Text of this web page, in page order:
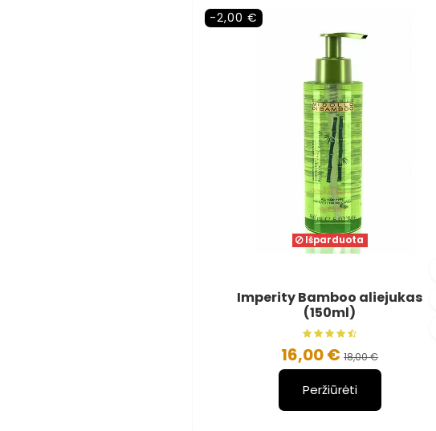
-2,00 €
Išparduota
Imperity Bamboo aliejukas
(150ml)
16,00 €18,00 €
Peržiūrėti